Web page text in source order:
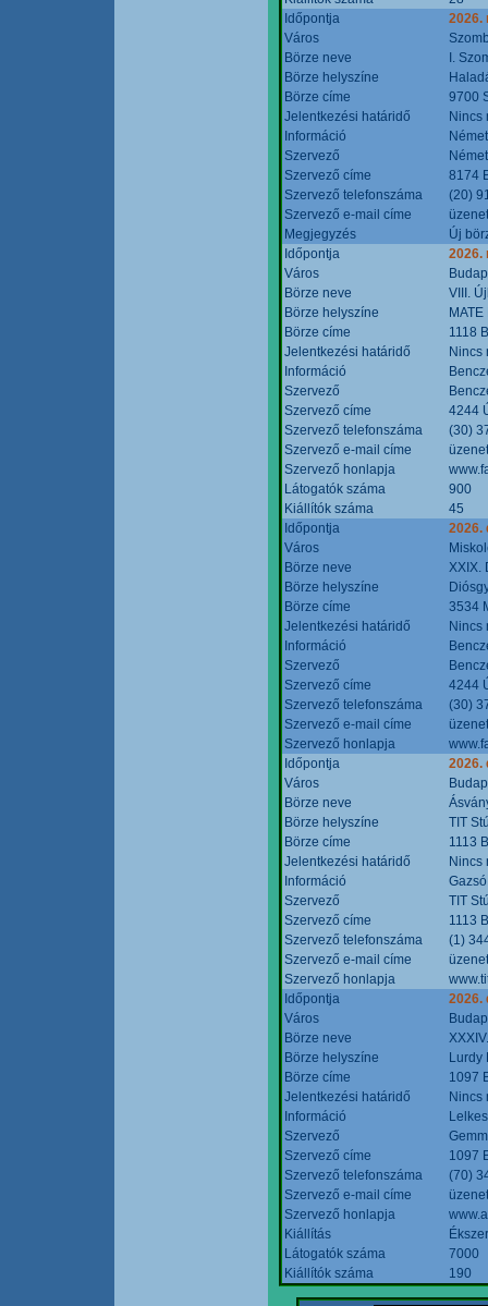
Időpontja
2026.
Város
Börze neve
I.
Börze helyszíne
Börze címe
9700
Jelentkezési határidő
Nincs
Információ
Szervező
Szervező címe
8174
Szervező telefonszáma
(20)
Szervező e-mail címe
Megjegyzés
Új
Időpontja
2026.
Város
Börze neve
VIII.
Börze helyszíne
Börze címe
1118
Jelentkezési határidő
Nincs
Információ
Szervező
Szervező címe
4244
Szervező telefonszáma
(30)
Szervező e-mail címe
Szervező honlapja
Látogatók száma
900
Kiállítók száma
45
Időpontja
2026.
Város
Börze neve
XXIX.
Börze helyszíne
Börze címe
3534
Jelentkezési határidő
Nincs
Információ
Szervező
Szervező címe
4244
Szervező telefonszáma
(30)
Szervező e-mail címe
Szervező honlapja
Időpontja
2026.
Város
Börze neve
Börze helyszíne
TIT
Börze címe
1113
Jelentkezési határidő
Nincs
Információ
Szervező
TIT
Szervező címe
1113
Szervező telefonszáma
(1)
Szervező e-mail címe
Szervező honlapja
Időpontja
2026.
Város
Börze neve
Börze helyszíne
Lurdy
Börze címe
1097
Jelentkezési határidő
Nincs
Információ
Szervező
Szervező címe
1097
Szervező telefonszáma
(70)
Szervező e-mail címe
Szervező honlapja
Kiállítás
Látogatók száma
7000
Kiállítók száma
190